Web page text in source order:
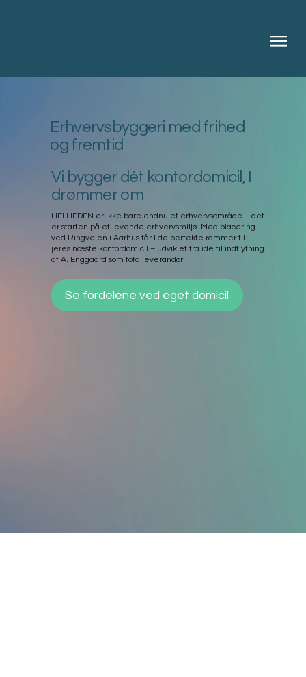
Erhvervsbyggeri med frihed
og fremtid
Vi bygger dét kontordomicil, I
drømmer om
HELHEDEN er ikke bare endnu et erhvervsområde – det
er starten på et levende erhvervsmiljø. Med placering
ved Ringvejen i Aarhus får I de perfekte rammer til
jeres næste kontordomicil – udviklet fra idé til indflytning
af A. Enggaard som totalleverandør.
Se fordelene ved eget domicil